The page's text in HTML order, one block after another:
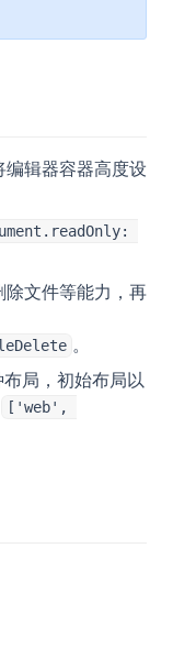
辑器容器高度设
文件等能力，再
。
布局，初始布局以
['web',